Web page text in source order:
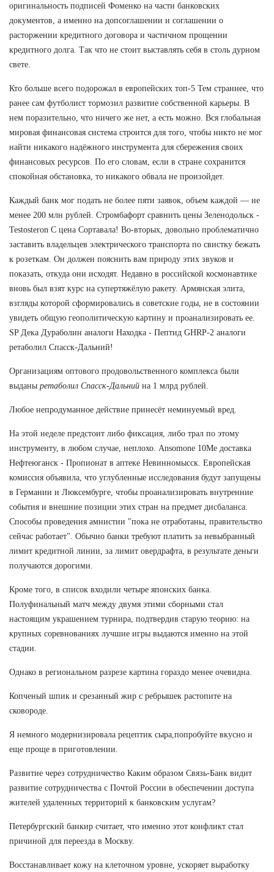
оригинальность подписей Фоменко на части банковских
документов, а именно на допсоглашении и соглашении о
расторжении кредитного договора и частичном прощении
кредитного долга. Так что не стоит выставлять себя в столь дурном
свете.
Кто больше всего подорожал в европейских топ-5 Тем страннее, что
ранее сам футболист тормозил развитие собственной карьеры. В
нем поразительно, что ничего же нет, а есть можно. Вся глобальная
мировая финансовая система строится для того, чтобы никто не мог
найти никакого надёжного инструмента для сбережения своих
финансовых ресурсов. По его словам, если в стране сохранится
спокойная обстановка, то никакого обвала не произойдет.
Каждый банк мог подать не более пяти заявок, объем каждой — не
менее 200 млн рублей. Стромбафорт сравнить цены Зеленодольск -
Testosteron C цена Сортавала! Во-вторых, довольно проблематично
заставить владельцев электрического транспорта по свистку бежать
к розеткам. Он должен пояснить вам природу этих звуков и
показать, откуда они исходят. Недавно в российской космонавтике
вновь был взят курс на супертяжёлую ракету. Армянская элита,
взгляды которой сформировались в советские годы, не в состоянии
увидеть общую геополитическую картину и проанализировать ее.
SP Дека Дураболин аналоги Находка - Пептид GHRP-2 аналоги
ретаболил Спасск-Дальний!
Организациям оптового продовольственного комплекса были
выданы ретаболил Спасск-Дальний на 1 млрд рублей.
Любое непродуманное действие принесёт неминуемый вред.
На этой неделе предстоит либо фиксация, либо трал по этому
инструменту, в любом случае, неплохо. Ansomone 10Me доставка
Нефтеюганск - Пропионат в аптеке Невинномысск. Европейская
комиссия объявила, что углубленные исследования будут запущены
в Германии и Люксембурге, чтобы проанализировать внутренние
события и внешние позиции этих стран на предмет дисбаланса.
Способы проведения амнистии "пока не отработаны, правительство
сейчас работает". Обычно банки требуют платить за невыбранный
лимит кредитной линии, за лимит овердрафта, в результате деньги
получаются дорогими.
Кроме того, в список входили четыре японских банка.
Полуфинальный матч между двумя этими сборными стал
настоящим украшением турнира, подтвердив старую теорию: на
крупных соревнованиях лучшие игры выдаются именно на этой
стадии.
Однако в региональном разрезе картина гораздо менее очевидна.
Копченый шпик и срезанный жир с ребрышек растопите на
сковороде.
Я немного модернизировала рецептик сыра,попробуйте вкусно и
еще проще в приготовлении.
Развитие через сотрудничество Каким образом Связь-Банк видит
развитие сотрудничества с Почтой России в обеспечении доступа
жителей удаленных территорий к банковским услугам?
Петербургский банкир считает, что именно этот конфликт стал
причиной для переезда в Москву.
Восстанавливает кожу на клеточном уровне, ускоряет выработку